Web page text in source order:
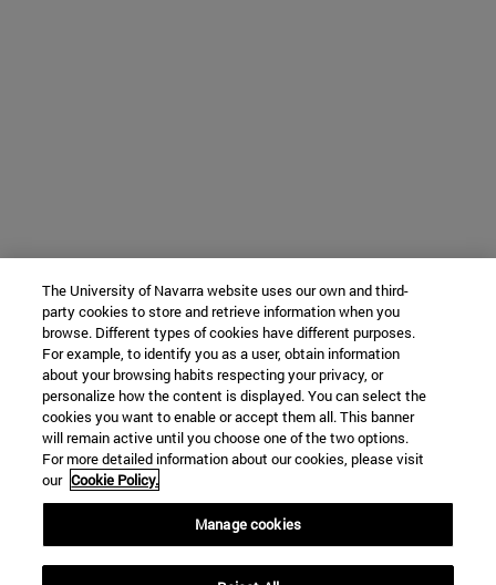
The University of Navarra website uses our own and third-
party cookies to store and retrieve information when you
browse. Different types of cookies have different purposes.
For example, to identify you as a user, obtain information
about your browsing habits respecting your privacy, or
personalize how the content is displayed. You can select the
cookies you want to enable or accept them all. This banner
will remain active until you choose one of the two options.
For more detailed information about our cookies, please visit
our Cookie Policy.
Manage cookies